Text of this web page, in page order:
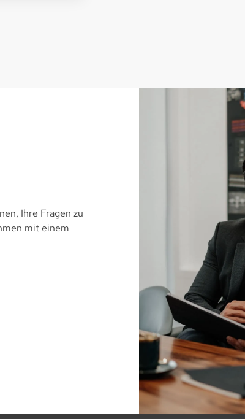
Ihre Fragen zu
mit einem